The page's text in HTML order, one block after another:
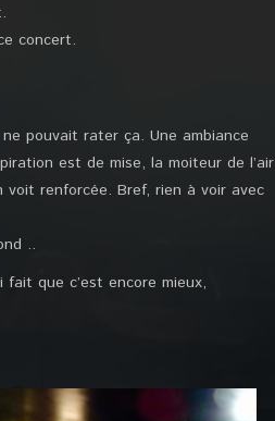
concert.
pouvait rater ça. Une ambiance
est de mise, la moiteur de l’air
voit renforcée. Bref, rien à voir avec
..
que c’est encore mieux,